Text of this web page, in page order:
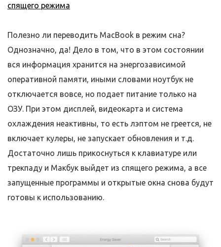
спящего режима
Полезно ли переводить MacBook в режим сна?
Однозначно, да! Дело в том, что в этом состоянии
вся информация хранится на энергозависимой
оперативной памяти, иными словами ноутбук не
отключается вовсе, но подает питание только на
ОЗУ. При этом дисплей, видеокарта и система
охлаждения неактивны, то есть лэптом не греется, не
включает кулеры, не запускает обновления и т.д.
Достаточно лишь прикоснуться к клавиатуре или
трекпаду и Макбук выйдет из спящего режима, а все
запущенные программы и открытые окна снова будут
готовы к использованию.